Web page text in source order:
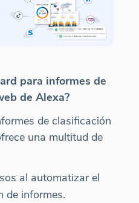
para informes de
de Alexa?
de clasificación
una multitud de
al automatizar el
de informes.